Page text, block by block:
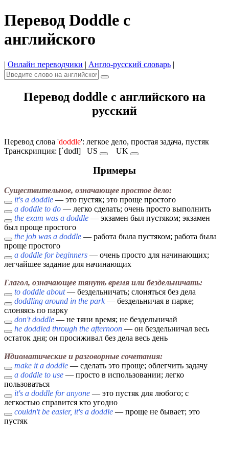
Перевод Doddle с
английского
| Онлайн переводчики | Англо-русский словарь |
Перевод doddle с английского на
русский
Перевод слова 'doddle': легкое дело, простая задача, пустяк
Транскрипция: [ˈdɒdl] US UK
Примеры
Существительное, означающее простое дело:
it's a doddle — это пустяк; это проще простого
a doddle to do — легко сделать; очень просто выполнить
the exam was a doddle — экзамен был пустяком; экзамен
был проще простого
the job was a doddle — работа была пустяком; работа была
проще простого
a doddle for beginners — очень просто для начинающих;
легчайшее задание для начинающих
Глагол, означающее тянуть время или бездельничать:
to doddle about— бездельничать; слоняться без дела
doddling around in the park— бездельничая в парке;
слоняясь по парку
don't doddle — не тяни время; не бездельничай
he doddled through the afternoon — он бездельничал весь
остаток дня; он просиживал без дела весь день
Идиоматические и разговорные сочетания:
make it a doddle — сделать это проще; облегчить задачу
a doddle to use — просто в использовании; легко
пользоваться
it's a doddle for anyone — это пустяк для любого; с
легкостью справится кто угодно
couldn't be easier, it's a doddle — проще не бывает; это
пустяк